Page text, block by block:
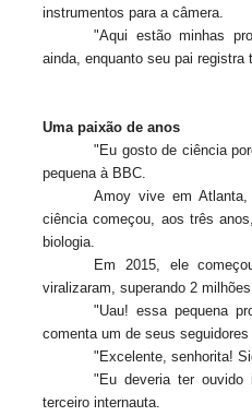
instrumentos para a câmera.
"Aqui estão minhas
ainda, enquanto seu pai registra
Uma paixão de anos
"Eu gosto de ciência
pequena à BBC.
Amoy vive em
ciência começou, aos três
biologia.
Em 2015, ele
viralizaram, superando 2
"Uau! essa pequena
comenta um de seus
"Excelente, senhorita!
"Eu deveria ter ouvido
terceiro internauta.